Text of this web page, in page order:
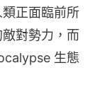
正面臨前所
對勢力，而
生態